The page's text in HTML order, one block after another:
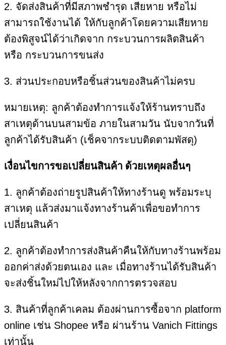
2. จัดส่งสินค้าที่มีสภาพชำรุด เสียหาย หรือไม่
สามารถใช้งานได้ ให้กับลูกค้าโดยความเสียหาย
ต้องพิสูจน์ได้ว่าเกิดจาก กระบวนการผลิตสินค้า
หรือ กระบวนการขนส่ง
3. ส่วนประกอบหรือชิ้นส่วนของสินค้าไม่ครบ
หมายเหตุ: ลูกค้าต้องทำการแจ้งให้ร้านทราบถึง
สาเหตุด้านบนสามข้อ ภายในสามวัน นับจากวันที่
ลูกค้าได้รับสินค้า (เช็คจากระบบติดตามพัสดุ)
เงื่อนไขการขอเปลี่ยนสินค้า ด้วยเหตุผลอื่นๆ
1. ลูกค้าต้องถ่ายรูปสินค้าให้ทางร้านดู พร้อมระบุ
สาเหตุ แล้วส่งมาแจ้งทางร้านค้าเพื่อขอทำการ
เปลี่ยนสินค้า
2. ลูกค้าต้องทำการส่งสินค้าคืนให้กับทางร้านพร้อม
ออกค่าส่งด้วยตนเอง และ เมื่อทางร้านได้รับสินค้า
จะส่งชิ้นใหม่ไปให้หลังจากการตรวจสอบ
3. สินค้าที่ลูกค้าเคลม ต้องผ่านการซื้อจาก platform
online เช่น Shopee หรือ ผ่านร้าน Vanich Fittings
เท่านั้น